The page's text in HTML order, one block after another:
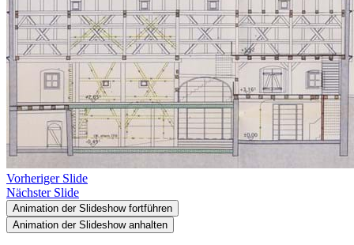
Vorheriger Slide
Nächster Slide
Animation der Slideshow fortführen
Animation der Slideshow anhalten